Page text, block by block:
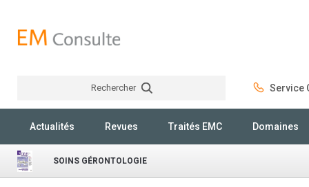
Rechercher Service
Actualités Revues Traités EMC Domaines
SOINS GÉRONTOLOGIE